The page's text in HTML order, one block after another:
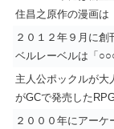
住昌之原作の漫画は
２０１２年９月に創
ベルレーベルは「
主人公ポックルが大
がGCで発売した
２０００年にアー